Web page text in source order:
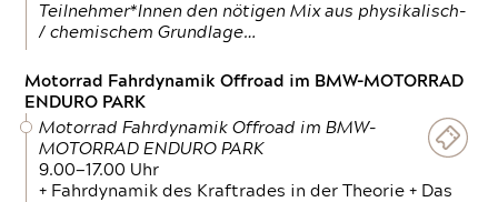
Teilnehmer*Innen den nötigen Mix aus physikalisch-
/ chemischem Grundlage…
Motorrad Fahrdynamik Offroad im BMW-MOTORRAD
ENDURO PARK
Motorrad Fahrdynamik Offroad im BMW-
MOTORRAD ENDURO PARK
9.00—17.00 Uhr
+ Fahrdynamik des Kraftrades in der Theorie + Das